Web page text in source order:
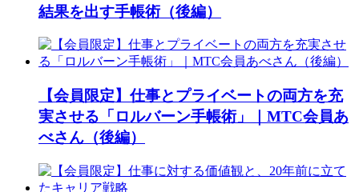
結果を出す手帳術（後編）
【会員限定】仕事とプライベートの両方を充
実させる「ロルバーン手帳術」｜MTC会員あ
べさん（後編）